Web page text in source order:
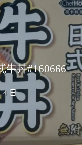
牛丼#160666
4 日